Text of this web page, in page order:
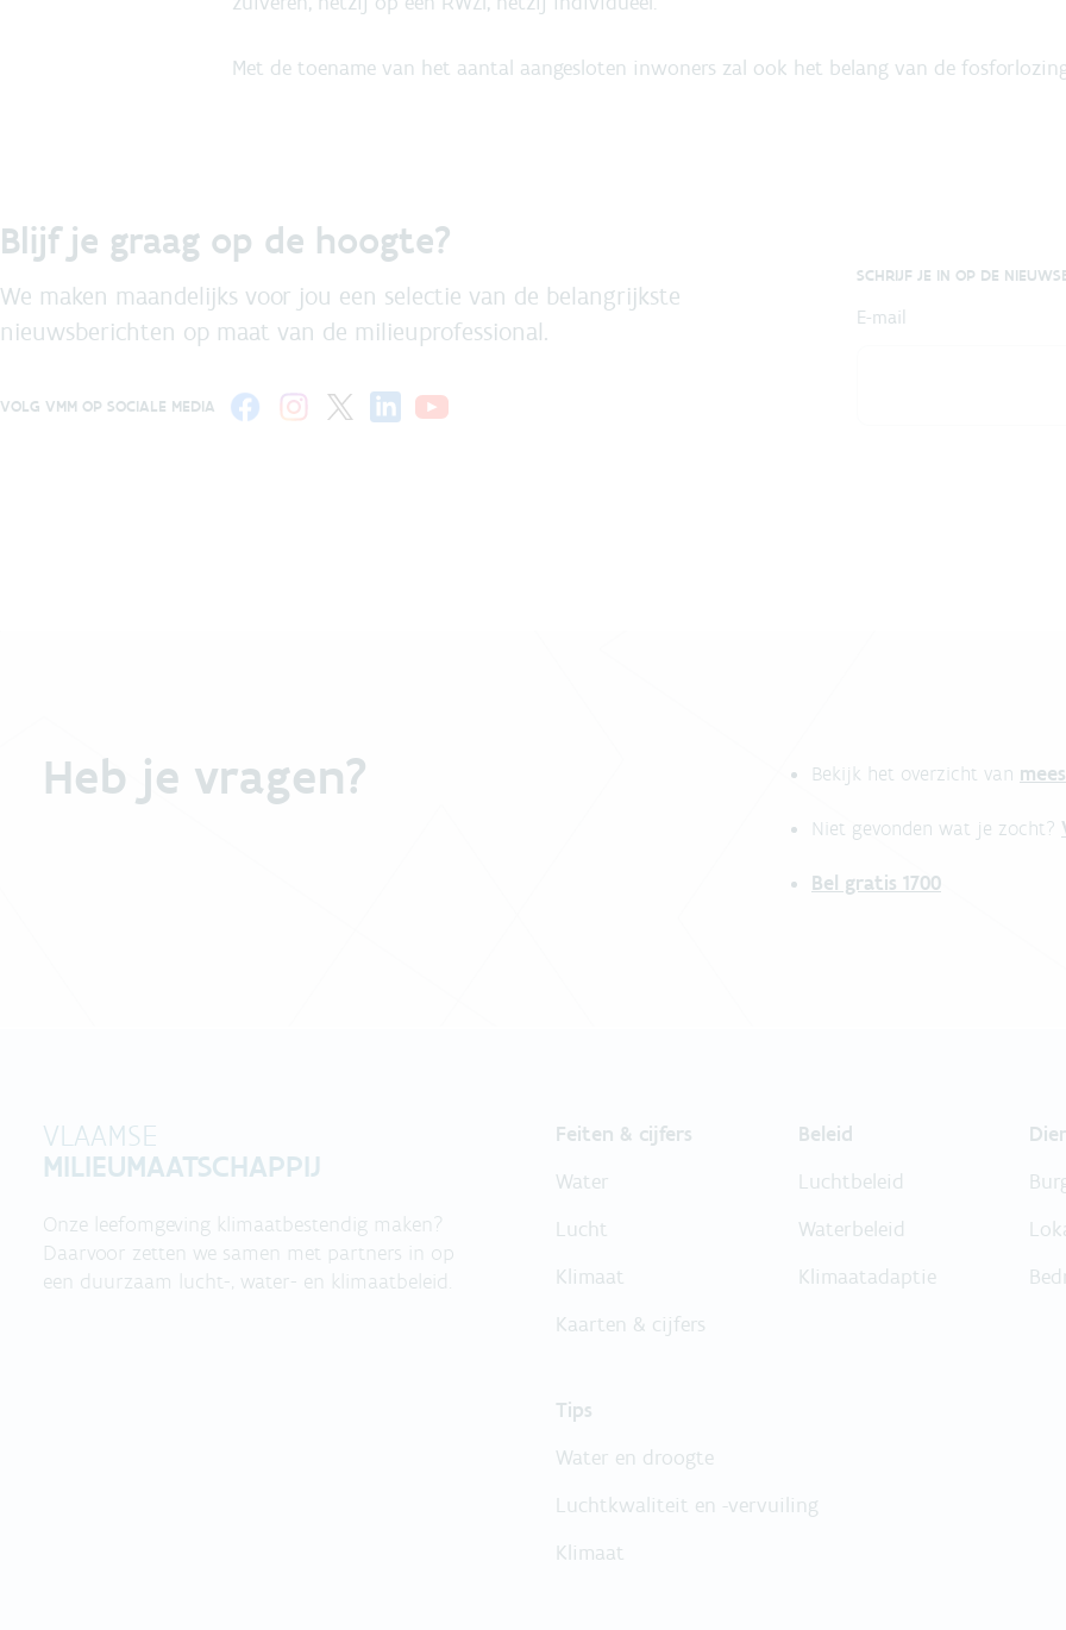
Met de toename van het aantal aangesloten inwoners zal ook het belang van de
Blijf je graag op de hoogte?
We maken maandelijks voor jou een selectie van de belangrijkste
nieuwsberichten op maat van de milieuprofessional.
VOLG VMM OP SOCIALE MEDIA
SCHRIJF JE IN OP DE
E-mail
Heb je vragen? Bekijk het overzicht van
Niet gevonden wat je zocht?
Bel gratis 1700
VLAAMSE
MILIEUMAATSCHAPPIJ
Onze leefomgeving klimaatbestendig maken?
Daarvoor zetten we samen met partners in op
een duurzaam lucht-, water- en klimaatbeleid.
Feiten & cijfers
Water
Lucht
Klimaat
Kaarten & cijfers
Beleid
Luchtbeleid
Waterbeleid
Klimaatadaptie
Tips
Water en droogte
Luchtkwaliteit en -vervuiling
Klimaat